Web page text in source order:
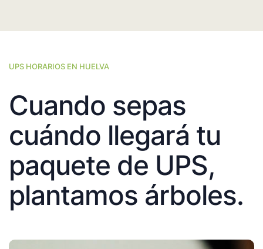
UPS HORARIOS EN HUELVA
Cuando sepas
cuándo llegará tu
paquete de UPS,
plantamos árboles.